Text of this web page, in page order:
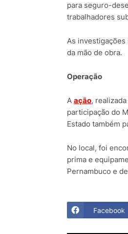
para seguro-
trabalhadores
As
da mão de obra.
Operação
A ação,
participação do
Estado também
No local, foi
prima e
Pernambuco e
Facebook